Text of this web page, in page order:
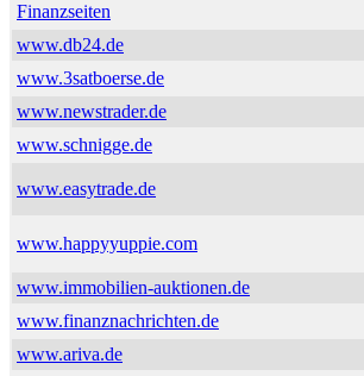
Finanzseiten
www.db24.de
www.3satboerse.de
www.newstrader.de
www.schnigge.de
www.easytrade.de
www.happyyuppie.com
www.immobilien-auktionen.de
www.finanznachrichten.de
www.ariva.de